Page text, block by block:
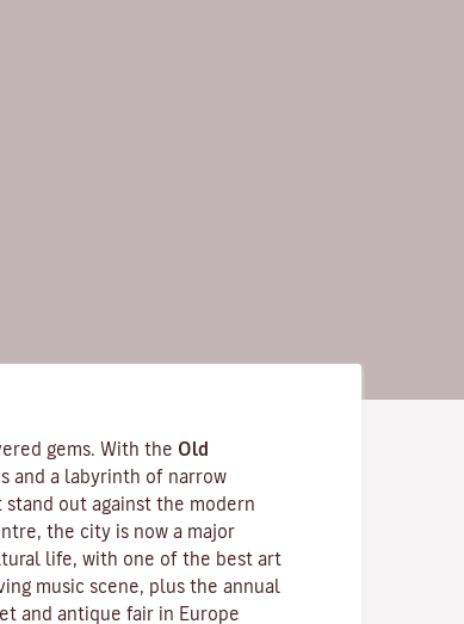
gems. With the Old
and a labyrinth of narrow
out against the modern
the city is now a major
life, with one of the best art
music scene, plus the annual
and antique fair in Europe